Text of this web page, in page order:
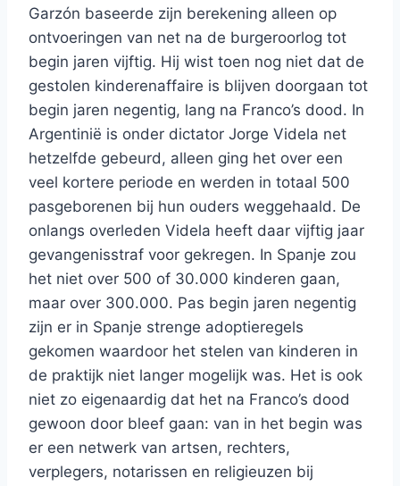
Garzón baseerde zijn berekening alleen op
ontvoeringen van net na de burgeroorlog tot
begin jaren vijftig. Hij wist toen nog niet dat de
gestolen kinderenaffaire is blijven doorgaan tot
begin jaren negentig, lang na Franco’s dood. In
Argentinië is onder dictator Jorge Videla net
hetzelfde gebeurd, alleen ging het over een
veel kortere periode en werden in totaal 500
pasgeborenen bij hun ouders weggehaald. De
onlangs overleden Videla heeft daar vijftig jaar
gevangenisstraf voor gekregen. In Spanje zou
het niet over 500 of 30.000 kinderen gaan,
maar over 300.000. Pas begin jaren negentig
zijn er in Spanje strenge adoptieregels
gekomen waardoor het stelen van kinderen in
de praktijk niet langer mogelijk was. Het is ook
niet zo eigenaardig dat het na Franco’s dood
gewoon door bleef gaan: van in het begin was
er een netwerk van artsen, rechters,
verplegers, notarissen en religieuzen bij